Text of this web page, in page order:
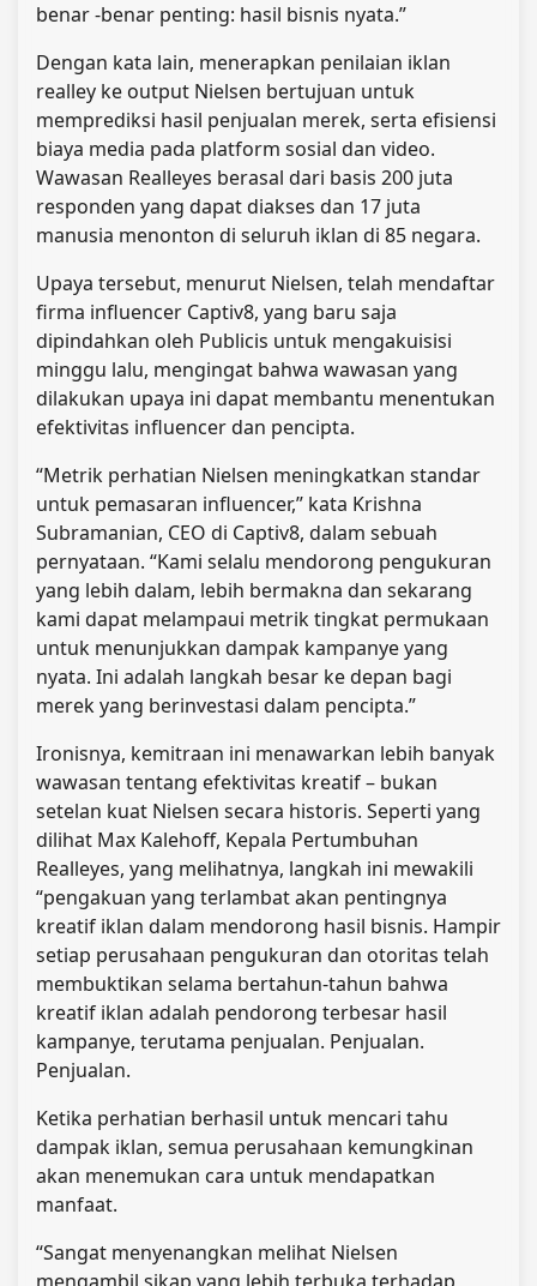
benar -benar penting: hasil bisnis nyata.”
Dengan kata lain, menerapkan penilaian iklan
realley ke output Nielsen bertujuan untuk
memprediksi hasil penjualan merek, serta efisiensi
biaya media pada platform sosial dan video.
Wawasan Realleyes berasal dari basis 200 juta
responden yang dapat diakses dan 17 juta
manusia menonton di seluruh iklan di 85 negara.
Upaya tersebut, menurut Nielsen, telah mendaftar
firma influencer Captiv8, yang baru saja
dipindahkan oleh Publicis untuk mengakuisisi
minggu lalu, mengingat bahwa wawasan yang
dilakukan upaya ini dapat membantu menentukan
efektivitas influencer dan pencipta.
“Metrik perhatian Nielsen meningkatkan standar
untuk pemasaran influencer,” kata Krishna
Subramanian, CEO di Captiv8, dalam sebuah
pernyataan. “Kami selalu mendorong pengukuran
yang lebih dalam, lebih bermakna dan sekarang
kami dapat melampaui metrik tingkat permukaan
untuk menunjukkan dampak kampanye yang
nyata. Ini adalah langkah besar ke depan bagi
merek yang berinvestasi dalam pencipta.”
Ironisnya, kemitraan ini menawarkan lebih banyak
wawasan tentang efektivitas kreatif – bukan
setelan kuat Nielsen secara historis. Seperti yang
dilihat Max Kalehoff, Kepala Pertumbuhan
Realleyes, yang melihatnya, langkah ini mewakili
“pengakuan yang terlambat akan pentingnya
kreatif iklan dalam mendorong hasil bisnis. Hampir
setiap perusahaan pengukuran dan otoritas telah
membuktikan selama bertahun-tahun bahwa
kreatif iklan adalah pendorong terbesar hasil
kampanye, terutama penjualan. Penjualan.
Penjualan.
Ketika perhatian berhasil untuk mencari tahu
dampak iklan, semua perusahaan kemungkinan
akan menemukan cara untuk mendapatkan
manfaat.
“Sangat menyenangkan melihat Nielsen